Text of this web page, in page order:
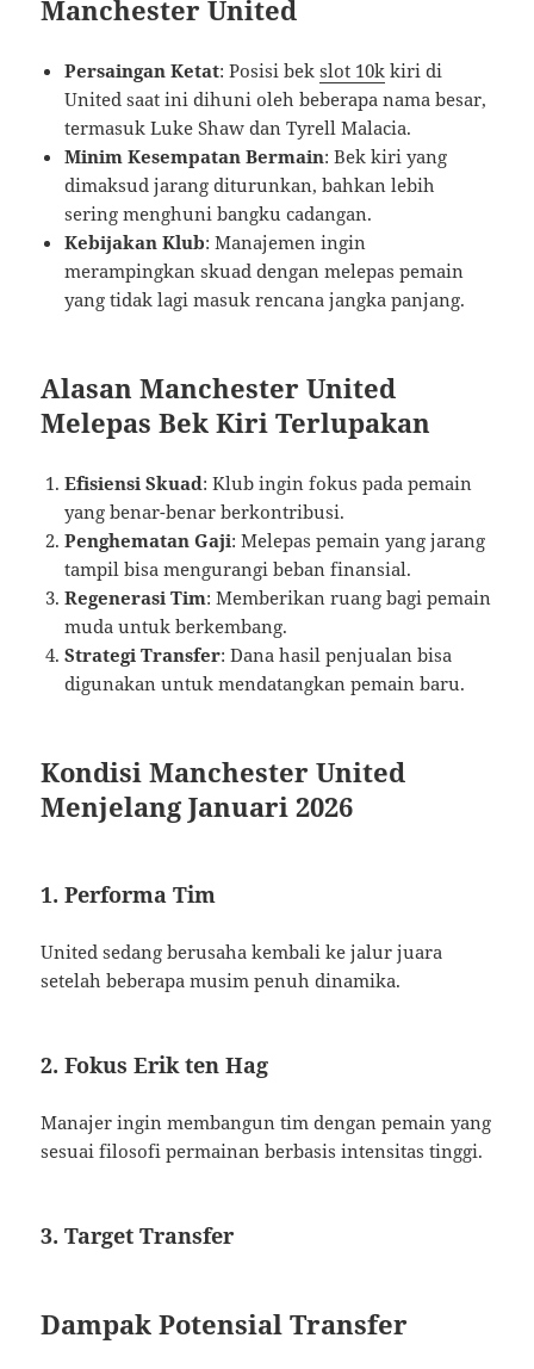
Manchester United
Persaingan Ketat: Posisi bekslot 10k kiri di
United saat ini dihuni oleh beberapa nama besar,
termasuk Luke Shaw dan Tyrell Malacia.
Minim Kesempatan Bermain: Bek kiri yang
dimaksud jarang diturunkan, bahkan lebih
sering menghuni bangku cadangan.
Kebijakan Klub: Manajemen ingin
merampingkan skuad dengan melepas pemain
yang tidak lagi masuk rencana jangka panjang.
Alasan Manchester United
Melepas Bek Kiri Terlupakan
Efisiensi Skuad: Klub ingin fokus pada pemain
yang benar-benar berkontribusi.
Penghematan Gaji: Melepas pemain yang jarang
tampil bisa mengurangi beban finansial.
Regenerasi Tim: Memberikan ruang bagi pemain
muda untuk berkembang.
Strategi Transfer: Dana hasil penjualan bisa
digunakan untuk mendatangkan pemain baru.
Kondisi Manchester United
Menjelang Januari 2026
1. Performa Tim
United sedang berusaha kembali ke jalur juara
setelah beberapa musim penuh dinamika.
2. Fokus Erik ten Hag
Manajer ingin membangun tim dengan pemain yang
sesuai filosofi permainan berbasis intensitas tinggi.
3. Target Transfer
Dampak Potensial Transfer